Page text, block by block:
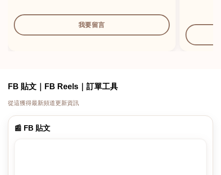
我要留言
FB 貼文｜FB Reels｜訂單工具
從這獲得最新頻道更新資訊
📰 FB 貼文